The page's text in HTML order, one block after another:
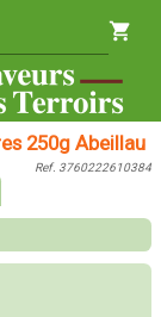
shopping_cart
250g Abeillau
Ref. 3760222610384